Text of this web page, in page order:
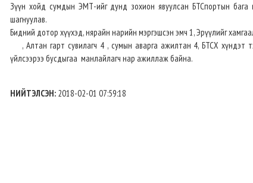
Зүүн хойд сумдын ЭМТ-ийг дунд зохион явуулсан БТСпортын
шагнуулав.
Бидний дотор хүүхэд, нярайн нарийн мэргэшсэн эмч 1, Эрүүлийг
, Алтан гарт сувилагч 4 , сумын аварга ажилтан 4, БТСХ
үйлсээрээ бусдыгаа манлайлагч нар ажиллаж байна.
НИЙТЭЛСЭН: 2018-02-01 07:59:18